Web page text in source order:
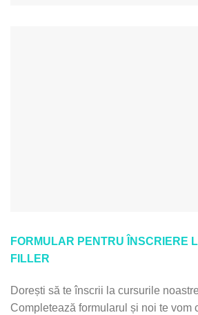
FORMULAR PENTRU ÎNSCRIERE
FILLER
Dorești să te înscrii la cursurile
Completează formularul și noi te vom